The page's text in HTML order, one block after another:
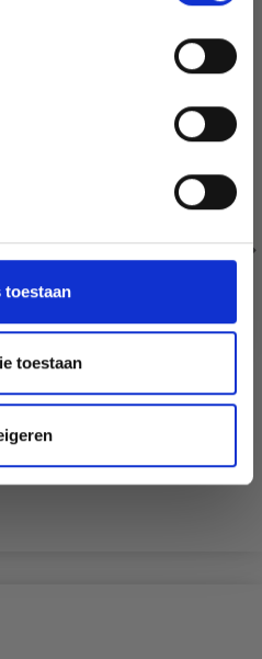
toestaan
toestaan
LA PROMENADE DES
over onze